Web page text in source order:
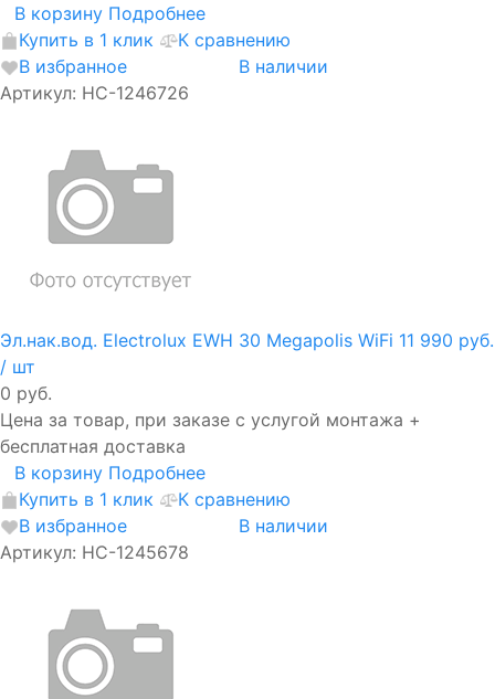
В корзину Подробнее
Купить в 1 клик
К сравнению
В избранное
В наличии
Артикул: НС-1246726
Эл.нак.вод. Electrolux EWH 30 Megapolis WiFi 11 990 руб.
/ шт
0 руб.
Цена за товар, при заказе с услугой монтажа +
бесплатная доставка
В корзину Подробнее
Купить в 1 клик
К сравнению
В избранное
В наличии
Артикул: НС-1245678